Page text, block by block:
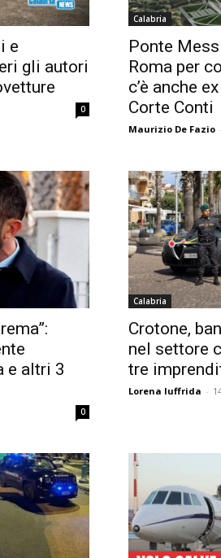
e
gli autori
0
Calabria
Ponte
Roma per
c’è anche
Corte Conti
Maurizio De Fazio -
e altri 3
0
Calabria
Crotone,
nel settore
tre
Lorena Iuffrida -